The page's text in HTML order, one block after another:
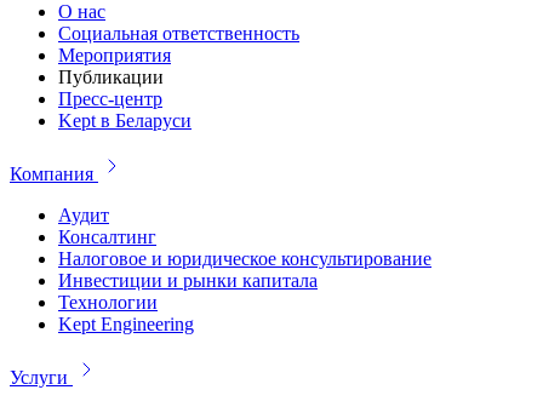
О нас
Социальная ответственность
Мероприятия
Публикации
Пресс-центр
Kept в Беларуси
Компания
Аудит
Консалтинг
Налоговое и юридическое консультирование
Инвестиции и рынки капитала
Технологии
Kept Engineering
Услуги